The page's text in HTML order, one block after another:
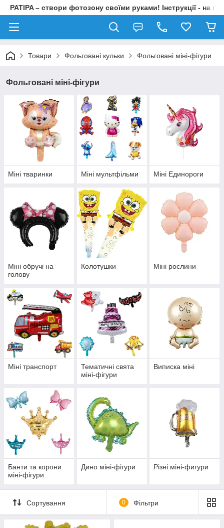
PATIPA – створи фотозону своїми руками! Інструкції - на
Товари Фольговані кульки Фольговані міні-фігури
Фольговані міні-фігури
Міні тваринки Міні мультфільми Міні Единороги
Міні обручі на
голову
Колотушки Міні рослини
Міні транспорт
Тематичні свята
міні-фігури
Виписка міні
Банти та корони
міні-фігури
Дино міні-фігури Різні міні-фигури
Сортування 0 Фільтри